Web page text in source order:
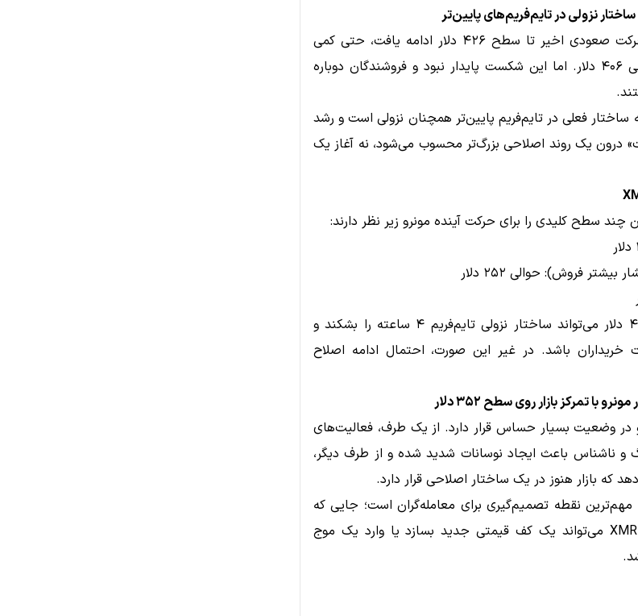
در تایم‌فریم ۴ ساعته، حرکت صعودی اخیر تا سطح ۴۲۶ دلار ادامه یافت، حتی کمی
بالاتر از مقاومت فیبوناچی ۴۰۶ دلار. اما این شکست پایدار نبود و فروشندگان دوباره
فعلی در تایم‌فریم پایین‌تر همچنان نزولی است و رشد
درون یک روند اصلاحی بزرگ‌تر محسوب می‌شود، نه آغاز یک
چند سطح کلیدی را برای حرکت آینده مونرو زیر نظر دارند:
فروش): حوالی ۲۵۲ دلار
عبور قیمت از سطح ۴۳۷ دلار می‌تواند ساختار نزولی تایم‌فریم ۴ ساعته را بشکند و
خریداران باشد. در غیر این صورت، احتمال ادامه اصلاح
تمرکز بازار روی سطح ۳۵۲ دلار
در وضعیت بسیار حساس قرار دارد. از یک طرف، فعالیت‌های
و ناشناس باعث ایجاد نوسانات شدید شده و از طرف دیگر،
که بازار هنوز در یک ساختار اصلاحی قرار دارد.
مهم‌ترین نقطه تصمیم‌گیری برای معامله‌گران است؛ جایی که
مشخص خواهد شد آیا XMR می‌تواند یک کف قیمتی جدید بسازد یا وارد یک موج